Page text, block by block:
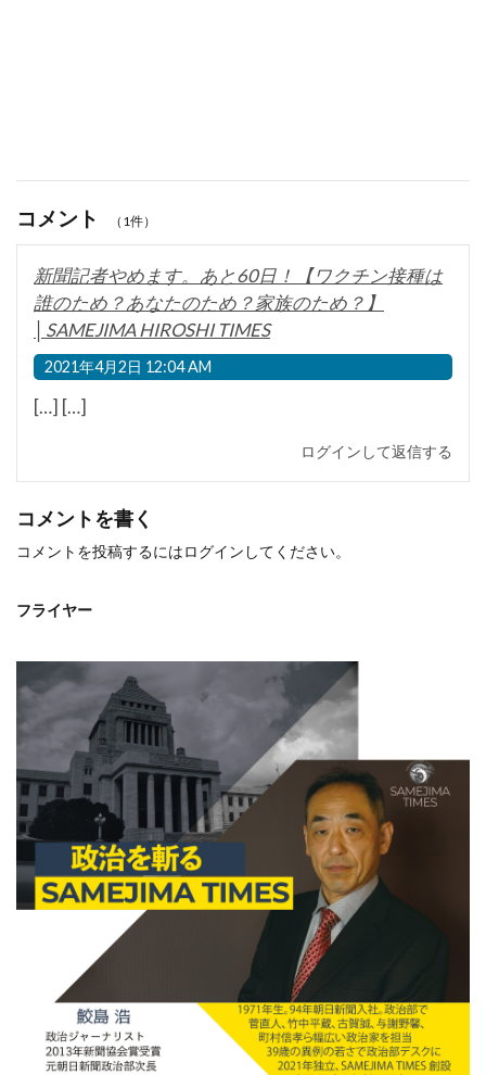
コメント （1件）
新聞記者やめます。あと60日！【ワクチン接種は
誰のため？あなたのため？家族のため？】
│SAMEJIMA HIROSHI TIMES
2021年4月2日 12:04 AM
[…] […]
ログインして返信する
コメントを書く
コメントを投稿するにはログイン してください。
フライヤー